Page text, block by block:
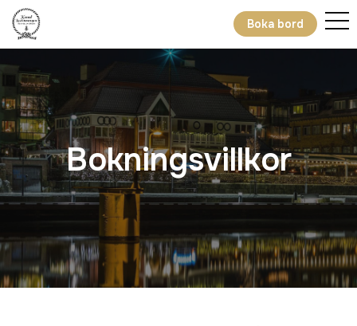
Boka bord
Bokningsvillkor